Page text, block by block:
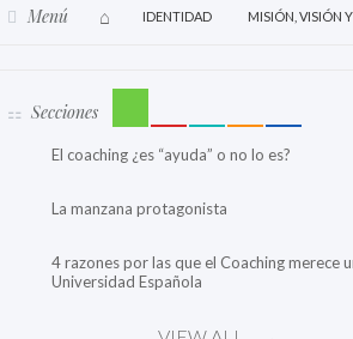
Menú IDENTIDAD MISIÓN, VISIÓN
Secciones
El coaching ¿es “ayuda” o no lo es?
La manzana protagonista
4 razones por las que el Coaching merece
Universidad Española